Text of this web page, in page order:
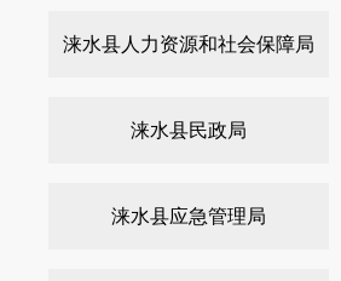
涞水县人力资源和社会保障局
涞水县民政局
涞水县应急管理局